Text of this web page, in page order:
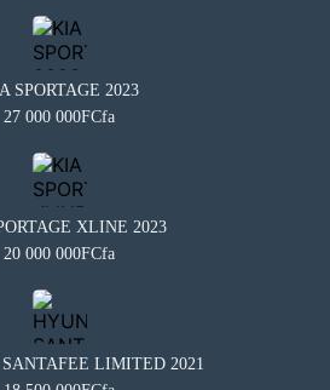
SPORTAGE 2023
27 000 000FCfa
XLINE 2023
20 000 000FCfa
LIMITED 2021
mon véhicule ?